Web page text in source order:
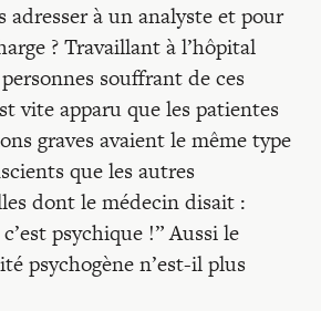
adresser à un analyste et pour
? Travaillant à l’hôpital
souffrant de ces
vite apparu que les patientes
graves avaient le même type
que les autres
dont le médecin disait :
psychique !” Aussi le
psychogène n’est-il plus